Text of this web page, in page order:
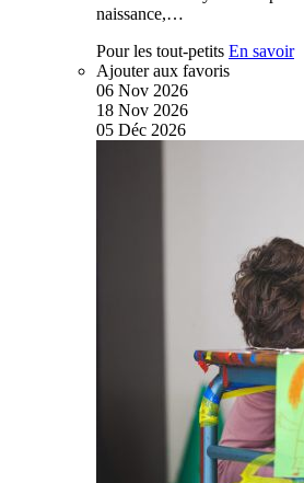
naissance,…
Pour les tout-petits En savoir
Ajouter aux favoris
06 Nov 2026
18 Nov 2026
05 Déc 2026